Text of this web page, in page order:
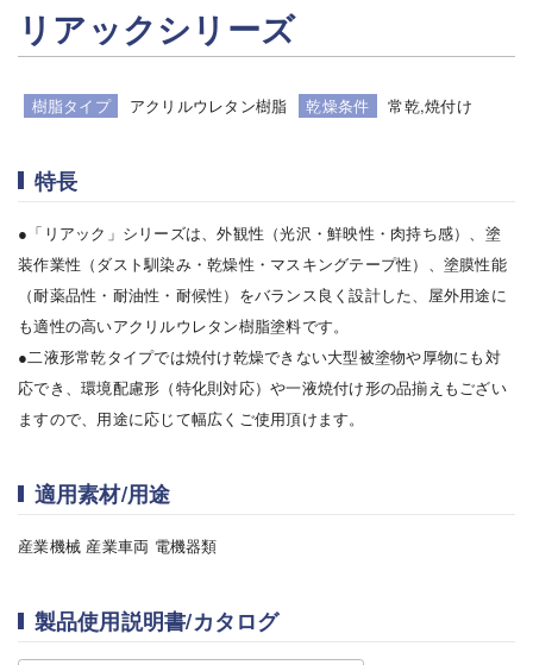
リアックシリーズ
樹脂タイプ アクリルウレタン樹脂 乾燥条件 常乾,焼付け
特長
●「リアック」シリーズは、外観性（光沢・鮮映性・肉持ち感）、塗
装作業性（ダスト馴染み・乾燥性・マスキングテープ性）、塗膜性能
（耐薬品性・耐油性・耐候性）をバランス良く設計した、屋外用途に
も適性の高いアクリルウレタン樹脂塗料です。
●二液形常乾タイプでは焼付け乾燥できない大型被塗物や厚物にも対
応でき、環境配慮形（特化則対応）や一液焼付け形の品揃えもござい
ますので、用途に応じて幅広くご使用頂けます。
適用素材/用途
産業機械 産業車両 電機器類
製品使用説明書/カタログ